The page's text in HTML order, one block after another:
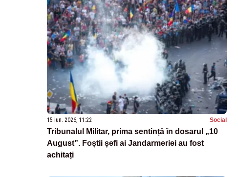
15 iun. 2026, 11:22 Social
Tribunalul Militar, prima sentință în dosarul „10
August”. Foștii șefi ai Jandarmeriei au fost
achitați